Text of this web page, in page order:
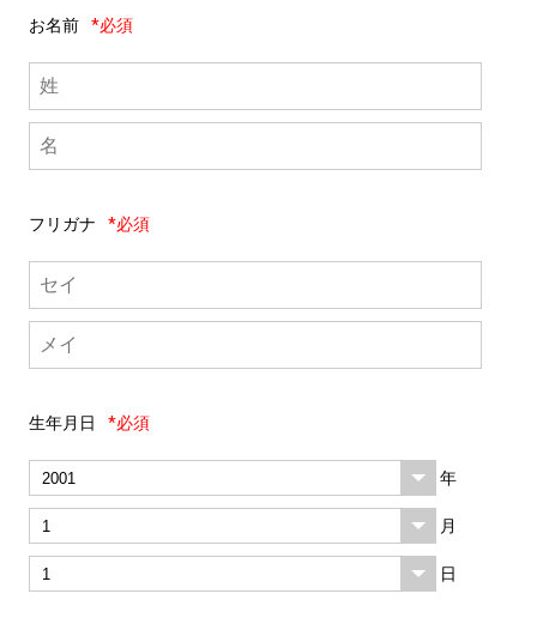
お名前 *必須
フリガナ *必須
生年月日 *必須
年
月
日